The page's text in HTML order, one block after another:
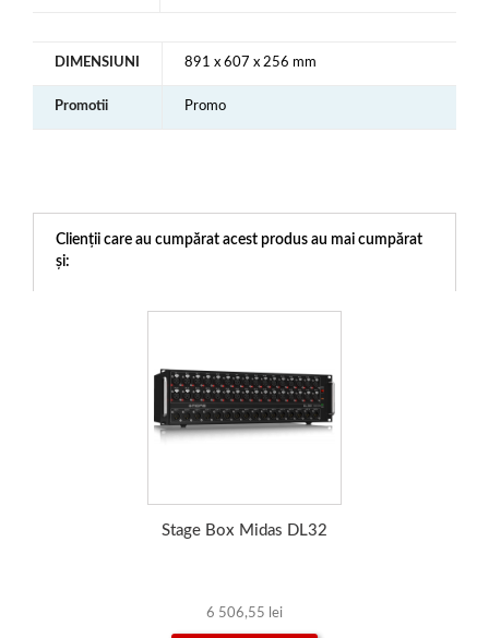
DIMENSIUNI 891 x 607 x 256 mm
Promotii Promo
Clienții care au cumpărat acest produs au mai cumpărat
și:
Stage Box Midas DL32
6 506,55 lei